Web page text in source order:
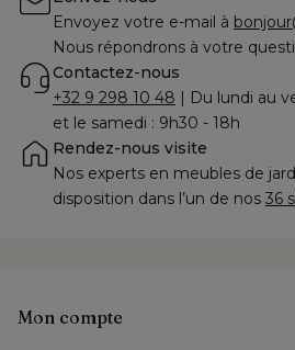
Envoyez votre e-mail à
Nous répondrons à votre
Contactez-nous
+32 9 298 10 48 | Du lundi au
et le samedi : 9h30 - 18h
Rendez-nous visite
Nos experts en meubles de
disposition dans l’un de nos 36
Mon compte